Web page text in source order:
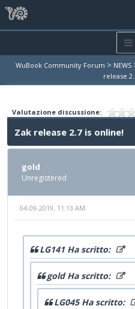
WuBook Community Forum > NEWS
release
Valutazione discussione:
Zak release 2.7 is online!
gold
Unregistered
04-09-2019, 11:13 AM
LG141 Ha scritto:
gold Ha scritto:
LG045 Ha scritto: